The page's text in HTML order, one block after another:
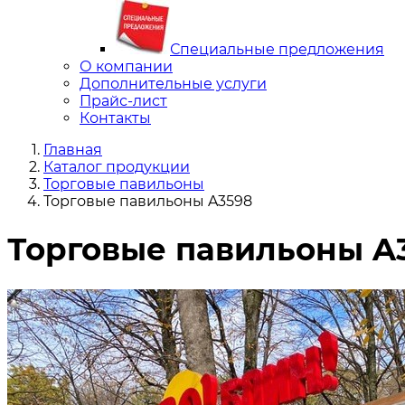
Специальные предложения
О компании
Дополнительные услуги
Прайс-лист
Контакты
Главная
Каталог продукции
Торговые павильоны
Торговые павильоны A3598
Торговые павильоны